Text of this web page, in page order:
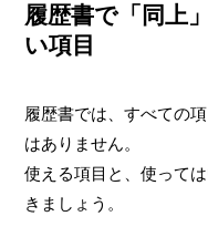
履歴書で「同上
い項目
履歴書では、すべての
はありません。
使える項目と、使って
きましょう。